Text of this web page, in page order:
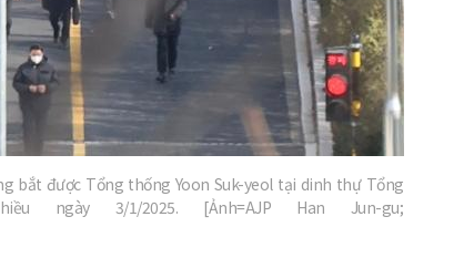
bắt được Tổng thống Yoon Suk-yeol tại dinh thự Tổng
ngày 3/1/2025. [Ảnh=AJP Han Jun-gu;